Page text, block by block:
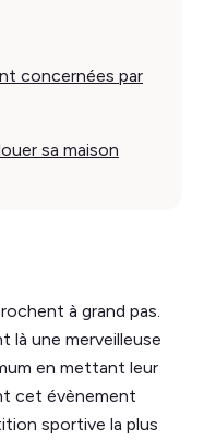
concernées par
sa maison
à grand pas.
là une merveilleuse
en mettant leur
cet évènement
sportive la plus